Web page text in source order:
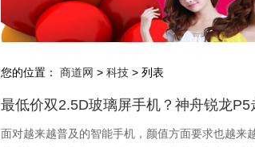
您的位置： 商道网 > 科技 > 列表
最低价双2.5D玻璃屏手机？神舟锐龙P5
面对越来越普及的智能手机，颜值方面要求也越